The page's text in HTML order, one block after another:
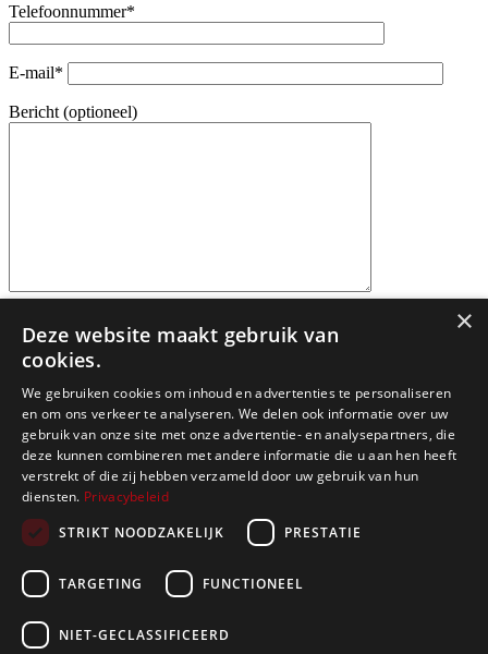
Telefoonnummer*
E-mail*
Bericht (optioneel)
tot onderhandeling. In geval er na een kijkdag meerdere kandidaten
een bod uitbrengen heeft de eigenaar-verkoper de vrijheid om te
tegenbod te doen aan één of meerdere kandidaat-kopers. De
×
Deze website maakt gebruik van
cookies.
We gebruiken cookies om inhoud en advertenties te personaliseren
en om ons verkeer te analyseren. We delen ook informatie over uw
gebruik van onze site met onze advertentie- en analysepartners, die
deze kunnen combineren met andere informatie die u aan hen heeft
verstrekt of die zij hebben verzameld door uw gebruik van hun
diensten. Privacybeleid
STRIKT NOODZAKELIJK
PRESTATIE
TARGETING FUNCTIONEEL
NIET-GECLASSIFICEERD